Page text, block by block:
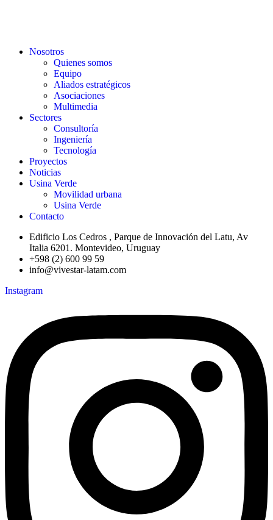
Nosotros
Quienes somos
Equipo
Aliados estratégicos
Asociaciones
Multimedia
Sectores
Consultoría
Ingeniería
Tecnología
Proyectos
Noticias
Usina Verde
Movilidad urbana
Usina Verde
Contacto
Edificio Los Cedros , Parque de Innovación del Latu, Av
Italia 6201. Montevideo, Uruguay
+598 (2) 600 99 59
info@vivestar-latam.com
Instagram